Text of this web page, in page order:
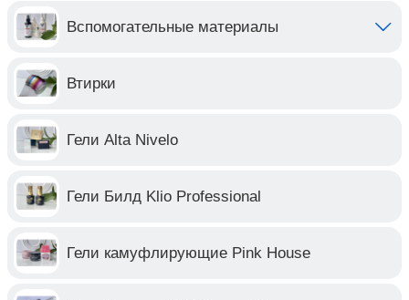
Вспомогательные материалы
Втирки
Гели Alta Nivelo
Гели Билд Klio Professional
Гели камуфлирующие Pink House